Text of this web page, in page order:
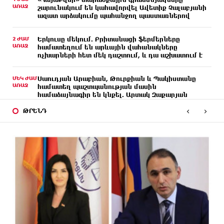
ԱՌԱՋ
շարունակում են կահավորվել Ավետիք Չալաբյանի
ազատ արձակումը պահանջող պաստառներով
2 ԺԱՄ
ԱՌԱՋ
Երկուսը մեկում. Բրիտանացի ֆերմերները
համատեղում են արևային վահանակները
ոչխարների հետ մեկ դաշտում, և դա աշխատում է
ՄԵԿ ԺԱՄ
ԱՌԱՋ
Սաուդյան Արաբիան, Թուրքիան և Պակիստանը
համատեղ պաշտպանության մասին
համաձայնագիր են կնքել. Արտակ Զաքարյան
ԱՌԱՋ
հետապնդումները և ճնշումները
40 ՐՈՊԵ
Բանկային գաղտնիքի ապօրինի արտահոսք,
մերժված վարույթներ և լռող բանկեր.
ահազանգում է գործարարը
Ավետիք Չալաբյանն օրինակելի հայ է և չի
վախենում իշխանությունների
ապօրինություններից. Լարիսա Ալավերդյան
ԹՐԵՆԴ ‹ ›